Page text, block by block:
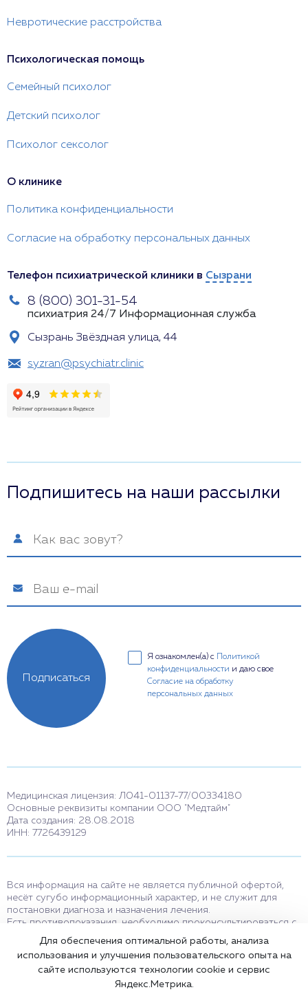
Невротические расстройства
Психологическая помощь
Семейный психолог
Детский психолог
Психолог сексолог
О клинике
Политика конфиденциальности
Согласие на обработку персональных данных
Телефон психиатрической клиники в Сызрани
8 (800) 301-31-54
психиатрия 24/7 Информационная служба
Сызрань Звёздная улица, 44
syzran@psychiatr.clinic
Подпишитесь на наши рассылки
Я ознакомлен(а) с
Политикой
конфиденциальности и даю свое
Согласие на обработку
персональных данных
Подписаться
Медицинская лицензия: Л041-01137-77/00334180
Основные реквизиты компании ООО "Медтайм"
Дата создания: 28.08.2018
ИНН: 7726439129
Вся информация на сайте не является публичной офертой,
несёт сугубо информационный характер, и не служит для
постановки диагноза и назначения лечения.
Есть противопоказания, необходимо проконсультироваться с
врачом. Консультационные услуги, оказываемые по телефону,
мессенджерам и в соцсетях носят исключительно
информационный характер и не являются медицинскими
услугами.
Оставаясь на сайте вы соглашаетесь на использование cookies.
Для обеспечения оптимальной работы, анализа
использования и улучшения пользовательского опыта на
сайте используются технологии cookie и сервис
Яндекс.Метрика.